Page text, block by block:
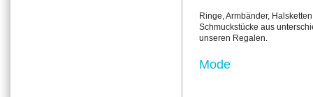
Ringe, Armbänder,
Schmuckstücke aus
unseren Regalen.
Mode